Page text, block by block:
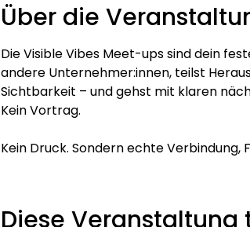
Über die
Die Visible Vibes Meet-ups sind dein
andere Unternehmer:innen, teilst
Sichtbarkeit – und gehst mit klaren
Kein Vortrag.
Kein Druck. Sondern echte Verbindung,
Diese Veranstaltung